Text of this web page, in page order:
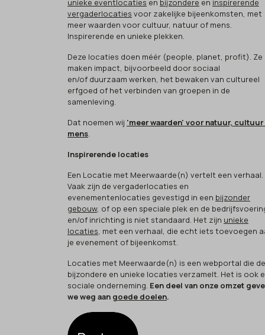
unieke eventlocaties en bijzondere en inspirerende
vergaderlocaties voor zakelijke bijeenkomsten, met
meer waarden voor cultuur, natuur of mens.
Inspirerende en unieke plekken.
Deze locaties doen méér (people, planet, profit). Ze
maken impact, bijvoorbeeld door sociaal
en/of duurzaam werken, het bewaken van cultureel
erfgoed of het verbinden van groepen in de
samenleving.
Dat noemen wij 'meer waarden' voor natuur,
mens.
Inspirerende locaties
Een Locatie met Meerwaarde(n) vertelt een verhaal.
Vaak zijn de vergaderlocaties en
evenementenlocaties gevestigd in een bijzonder
gebouw, of op een speciale plek en de
en/of inrichting is niet standaard. Het zijn unieke
locaties, met een verhaal, die echt iets toevoegen
je evenement of bijeenkomst.
Locaties met Meerwaarde(n) is een webportal die
bijzondere en unieke locaties verzamelt. Het is ook
sociale onderneming. Een deel van onze omzet
we weg aan goede doelen.